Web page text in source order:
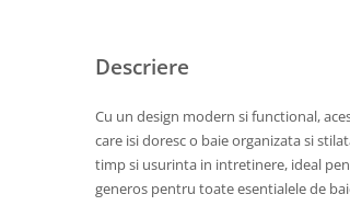
Descriere
Cu un design modern si functional,
care isi doresc o baie organizata si
timp si usurinta in intretinere, ideal
generos pentru toate esentialele de